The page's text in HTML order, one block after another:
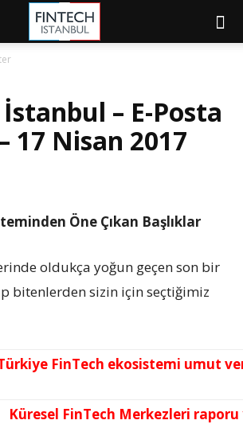
– E-Posta
17 Nisan 2017
Öne Çıkan Başlıklar
oldukça yoğun geçen son bir
bitenlerden sizin için seçtiğimiz
FinTech ekosistemi umut
Küresel FinTech Merkezleri raporu